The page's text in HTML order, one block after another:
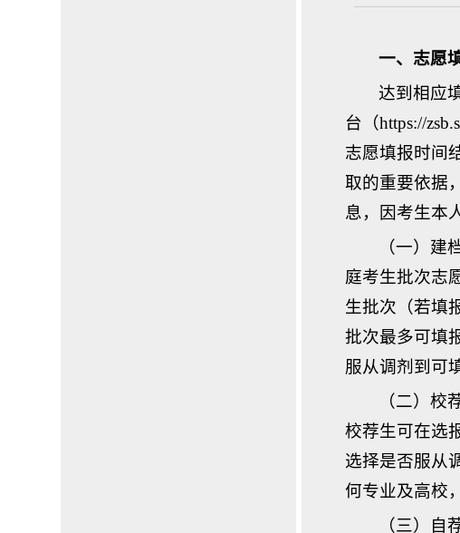
一、志愿
达到相应
台（https://
志愿填报时间
取的重要依据
息，因考生本
（一）
庭考生批次志
生批次（若填
批次最多可填
服从调剂到可
（二）校
校荐生可在选
选择是否服从
何专业及高校
（三）